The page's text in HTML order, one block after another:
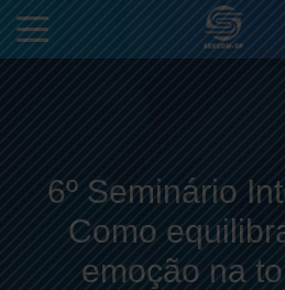
6º Seminário
Como
emoção na